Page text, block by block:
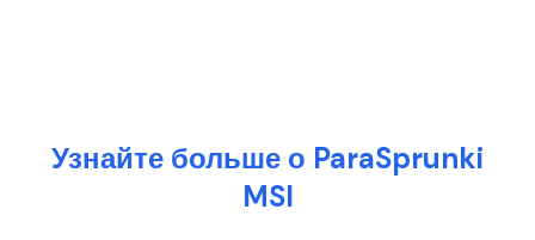
Узнайте больше о ParaSprunki
MSI